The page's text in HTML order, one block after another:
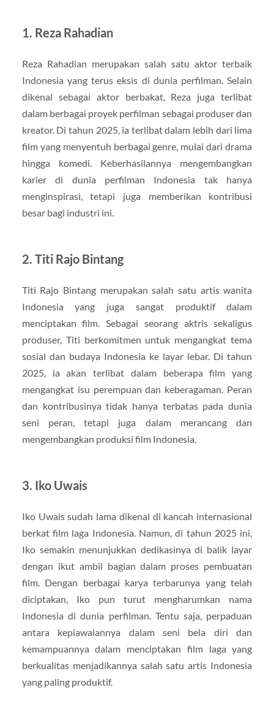
1. Reza Rahadian
Reza Rahadian merupakan salah satu aktor terbaik
Indonesia yang terus eksis di dunia perfilman. Selain
dikenal sebagai aktor berbakat, Reza juga terlibat
dalam berbagai proyek perfilman sebagai produser dan
kreator. Di tahun 2025, ia terlibat dalam lebih dari lima
film yang menyentuh berbagai genre, mulai dari drama
hingga komedi. Keberhasilannya mengembangkan
karier di dunia perfilman Indonesia tak hanya
menginspirasi, tetapi juga memberikan kontribusi
besar bagi industri ini.
2. Titi Rajo Bintang
Titi Rajo Bintang merupakan salah satu artis wanita
Indonesia yang juga sangat produktif dalam
menciptakan film. Sebagai seorang aktris sekaligus
produser, Titi berkomitmen untuk mengangkat tema
sosial dan budaya Indonesia ke layar lebar. Di tahun
2025, ia akan terlibat dalam beberapa film yang
mengangkat isu perempuan dan keberagaman. Peran
dan kontribusinya tidak hanya terbatas pada dunia
seni peran, tetapi juga dalam merancang dan
mengembangkan produksi film Indonesia.
3. Iko Uwais
Iko Uwais sudah lama dikenal di kancah internasional
berkat film laga Indonesia. Namun, di tahun 2025 ini,
Iko semakin menunjukkan dedikasinya di balik layar
dengan ikut ambil bagian dalam proses pembuatan
film. Dengan berbagai karya terbarunya yang telah
diciptakan, Iko pun turut mengharumkan nama
Indonesia di dunia perfilman. Tentu saja, perpaduan
antara kepiawaiannya dalam seni bela diri dan
kemampuannya dalam menciptakan film laga yang
berkualitas menjadikannya salah satu artis Indonesia
yang paling produktif.